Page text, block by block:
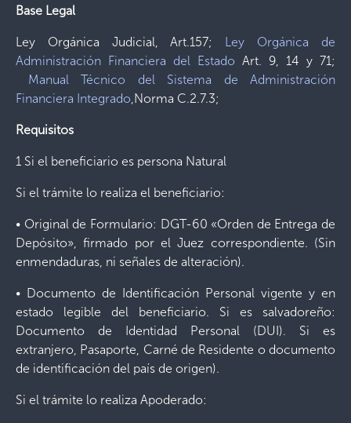
Base Legal
Ley Orgánica Judicial, Art.157; Ley Orgánica de
Administración Financiera del Estado Art. 9, 14 y 71;
Manual Técnico del Sistema de Administración
Financiera Integrado,Norma C.2.7.3;
Requisitos
1 Si el beneficiario es persona Natural
Si el trámite lo realiza el beneficiario:
• Original de Formulario: DGT-60 «Orden de Entrega de
Depósito», firmado por el Juez correspondiente. (Sin
enmendaduras, ni señales de alteración).
• Documento de Identificación Personal vigente y en
estado legible del beneficiario. Si es salvadoreño:
Documento de Identidad Personal (DUI). Si es
extranjero, Pasaporte, Carné de Residente o documento
de identificación del país de origen).
Si el trámite lo realiza Apoderado: